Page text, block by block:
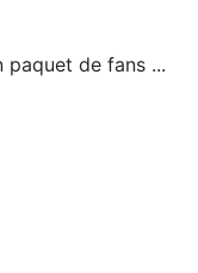
paquet de fans ...